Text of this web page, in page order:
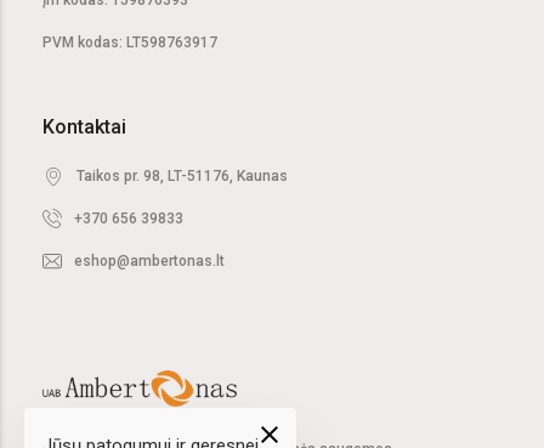
close
PVM kodas: LT598763917
Kontaktai
Taikos pr. 98, LT-51176, Kaunas
+370 656 39833
eshop@ambertonas.lt